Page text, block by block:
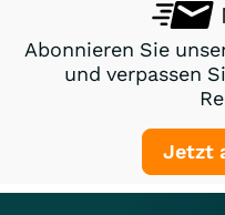
Abonnieren Sie
und verpassen
Jetzt